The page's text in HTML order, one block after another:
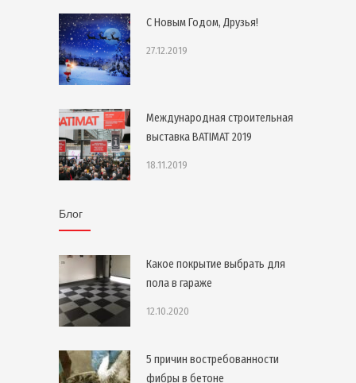
С Новым Годом, Друзья!
27.12.2019
Международная строительная
выставка BATIMAT 2019
18.11.2019
Блог
Какое покрытие выбрать для
пола в гараже
12.10.2020
5 причин востребованности
фибры в бетоне